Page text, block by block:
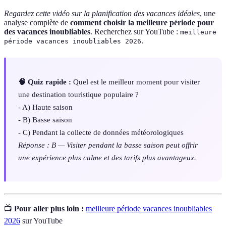
Regardez cette vidéo sur la planification des vacances idéales, une
analyse complète de comment choisir la meilleure période pour
des vacances inoubliables. Recherchez sur YouTube : meilleure
période vacances inoubliables 2026.
🧠 Quiz rapide : Quel est le meilleur moment pour visiter
une destination touristique populaire ?
- A) Haute saison
- B) Basse saison
- C) Pendant la collecte de données météorologiques
Réponse : B — Visiter pendant la basse saison peut offrir
une expérience plus calme et des tarifs plus avantageux.
📺 Pour aller plus loin : meilleure période vacances inoubliables
2026 sur YouTube